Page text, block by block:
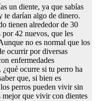
un diente, ya que sabías
te darían algo de dinero.
tienen alrededor de 30
por 42 nuevos, que les
no es normal que los
ocurrir por diversas
enfermedades
ocurre si tu perro ha
que, si bien es
perros pueden vivir sin
mejor que vivir con dientes